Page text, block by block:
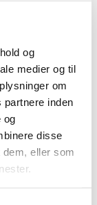
og
medier og til
om
inden
og
disse
eller som